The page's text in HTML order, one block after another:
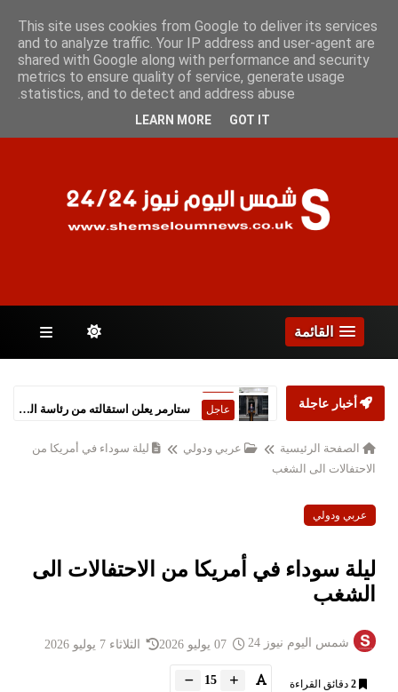
الجمعة 7 أغسطس 2026
الصفحات
القائمة
أخبار عاجلة عاجل
الصفحة الرئيسية عربي ودولي
ليلة سوداء في أمريكا من
الاحتفالات الى الشغب
عربي ودولي
ليلة سوداء في أمريكا من الاحتفالات الى
الشغب
شمس اليوم نيوز 24 الثلاثاء 7 يوليو 2026
2 دقائق القراءة 15
This site uses cookies from Google to deliver its services
and to analyze traffic. Your IP address and user-agent are
shared with Google along with performance and security
metrics to ensure quality of service, generate usage
statistics, and to detect and address abuse.
LEARN MORE GOT IT